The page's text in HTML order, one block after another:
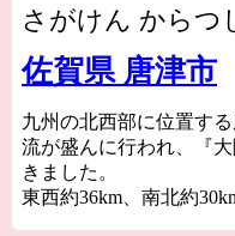
さがけん からつ
佐賀県 唐津市
九州の北西部に位置す
流が盛んに行われ、『
きました。
東西約36km、南北約